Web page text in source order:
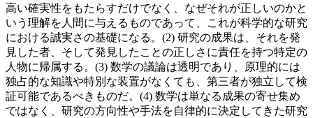
高い確実性をもたらすだけでなく、なぜそれが正しいのかと
いう理解を人間に与えるものであって、これが科学的な研究
における誠実さの基礎になる。(2) 研究の成果は、それを発
見した者、そして発見したことの正しさに責任を持つ特定の
人物に帰属する。(3) 数学の議論は透明であり、原理的には
独占的な知識や特別な装置がなくても、第三者が独立して検
証可能であるべきものだ。(4) 数学は単なる成果の寄せ集め
ではなく、研究の方向性や手法を自律的に決定してきた研究